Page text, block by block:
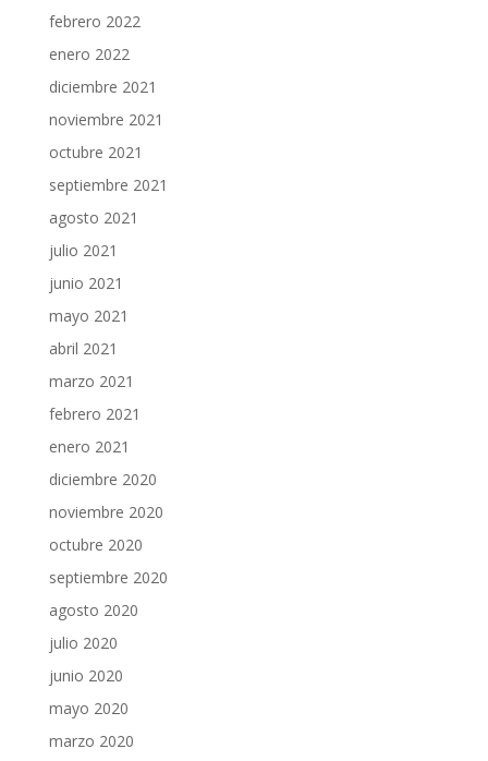
febrero 2022
enero 2022
diciembre 2021
noviembre 2021
octubre 2021
septiembre 2021
agosto 2021
julio 2021
junio 2021
mayo 2021
abril 2021
marzo 2021
febrero 2021
enero 2021
diciembre 2020
noviembre 2020
octubre 2020
septiembre 2020
agosto 2020
julio 2020
junio 2020
mayo 2020
marzo 2020